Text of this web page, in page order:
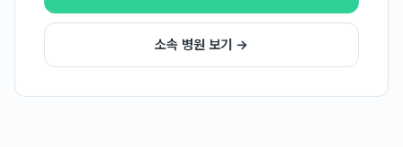
소속 병원 보기 →